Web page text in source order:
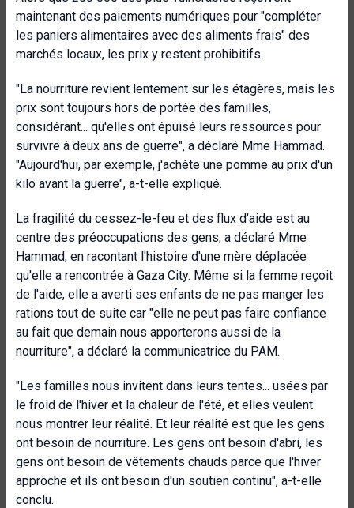
maintenant des paiements numériques pour "compléter
les paniers alimentaires avec des aliments frais" des
marchés locaux, les prix y restent prohibitifs.
"La nourriture revient lentement sur les étagères, mais les
prix sont toujours hors de portée des familles,
considérant... qu'elles ont épuisé leurs ressources pour
survivre à deux ans de guerre", a déclaré Mme Hammad.
"Aujourd'hui, par exemple, j'achète une pomme au prix d'un
kilo avant la guerre", a-t-elle expliqué.
La fragilité du cessez-le-feu et des flux d'aide est au
centre des préoccupations des gens, a déclaré Mme
Hammad, en racontant l'histoire d'une mère déplacée
qu'elle a rencontrée à Gaza City. Même si la femme reçoit
de l'aide, elle a averti ses enfants de ne pas manger les
rations tout de suite car "elle ne peut pas faire confiance
au fait que demain nous apporterons aussi de la
nourriture", a déclaré la communicatrice du PAM.
"Les familles nous invitent dans leurs tentes... usées par
le froid de l'hiver et la chaleur de l'été, et elles veulent
nous montrer leur réalité. Et leur réalité est que les gens
ont besoin de nourriture. Les gens ont besoin d'abri, les
gens ont besoin de vêtements chauds parce que l'hiver
approche et ils ont besoin d'un soutien continu", a-t-elle
conclu.